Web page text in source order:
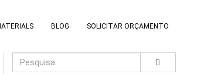
BLOG SOLICITAR ORÇAMENTO